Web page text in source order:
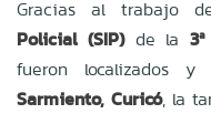
Gracias al trabajo
Policial (SIP)de la
fueron localizados
Sarmiento, Curicó, la